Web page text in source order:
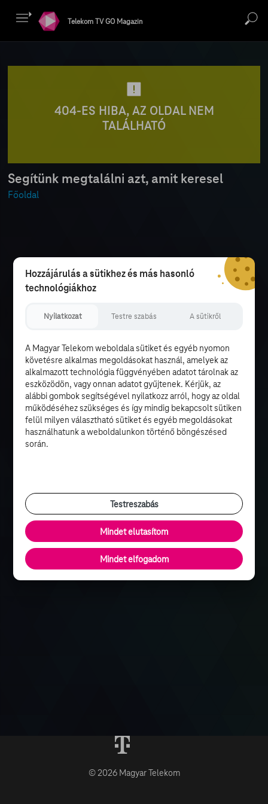
Telekom TV GO Magazin
404-ES HIBA, AZ OLDAL NEM
TALÁLHATÓ
Segítünk megtalálni azt, amit keresel
Főoldal
© 2026 Magyar Telekom
Hozzájárulás a sütikhez és más hasonló
technológiákhoz
Nyilatkozat Testre szabás A sütikről
A Magyar Telekom weboldala sütiket és egyéb nyomon
követésre alkalmas megoldásokat használ, amelyek az
alkalmazott technológia függvényében adatot tárolnak az
eszközödön, vagy onnan adatot gyűjtenek. Kérjük, az
alábbi gombok segítségével nyilatkozz arról, hogy az oldal
működéséhez szükséges és így mindig bekapcsolt sütiken
felül milyen választható sütiket és egyéb megoldásokat
használhatunk a weboldalunkon történő böngészésed
során.
Testreszabás
Mindet elutasítom
Mindet elfogadom